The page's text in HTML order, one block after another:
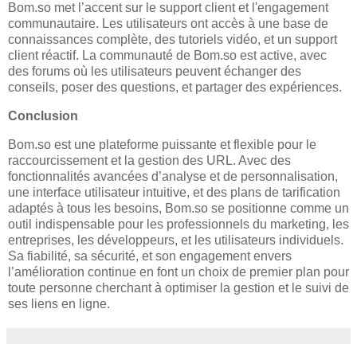
Bom.so met l’accent sur le support client et l'engagement
communautaire. Les utilisateurs ont accès à une base de
connaissances complète, des tutoriels vidéo, et un support
client réactif. La communauté de Bom.so est active, avec
des forums où les utilisateurs peuvent échanger des
conseils, poser des questions, et partager des expériences.
Conclusion
Bom.so est une plateforme puissante et flexible pour le
raccourcissement et la gestion des URL. Avec des
fonctionnalités avancées d’analyse et de personnalisation,
une interface utilisateur intuitive, et des plans de tarification
adaptés à tous les besoins, Bom.so se positionne comme un
outil indispensable pour les professionnels du marketing, les
entreprises, les développeurs, et les utilisateurs individuels.
Sa fiabilité, sa sécurité, et son engagement envers
l’amélioration continue en font un choix de premier plan pour
toute personne cherchant à optimiser la gestion et le suivi de
ses liens en ligne.